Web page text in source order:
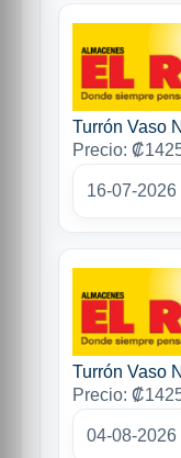
Turrón Vaso
Precio:
16-07-2026
Turrón Vaso
Precio:
04-08-2026